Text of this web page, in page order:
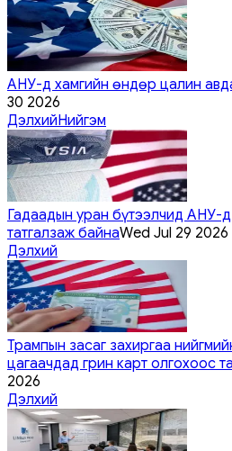
АНУ-д хамгийн өндөр цалин
30 2026
ДэлхийНийгэм
Гадаадын уран бүтээлчид АНУ-д
татгалзаж байнаWed Jul 29 2026
Дэлхий
Трампын засаг захиргаа
цагаачдад грин карт олгохоос
2026
Дэлхий